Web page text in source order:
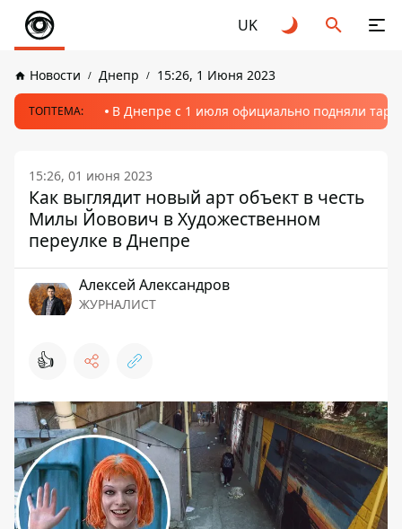
UK
Новости Днепр 15:26, 1 Июня 2023
ТОПТЕМА: В Днепре с 1 июля официально подняли
15:26, 01 июня 2023
Как выглядит новый арт объект в честь
Милы Йовович в Художественном
переулке в Днепре
Алексей Александров
ЖУРНАЛИСТ
👍